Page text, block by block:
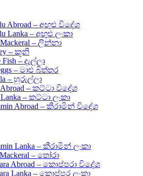
Abroad – අඟුළු විදේශ
Lanka – අඟුළු ලංකා
Mackeral – ලින්නා
– කූනි
Fish – දැල්ලා
– මාළු බිත්තර
– හුරුල්ලා
Abroad – කට්ටා විදේශ
Lanka – කට්ටා ලංකා
Abroad – කීරාමින් විදේශ
Lanka – කීරාමින් ලංකා
– තෝරා
Abroad – කොප්පරා විදේශ
Lanka – කොප්පර ලංකා